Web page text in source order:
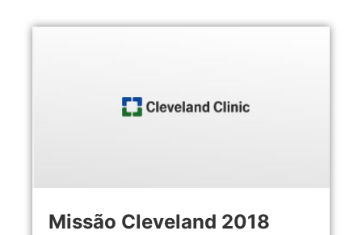
Missão Cleveland 2018